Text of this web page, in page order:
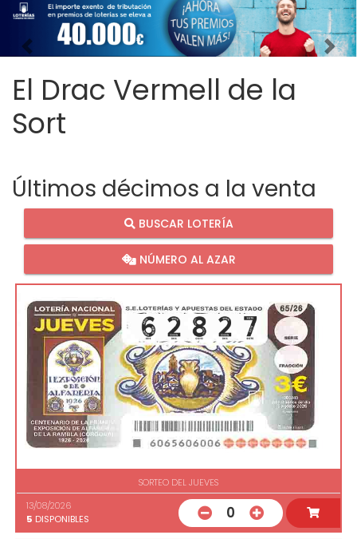
Imagen anterior
El Drac Vermell de la
Sort
Últimos décimos a la venta
BUSCAR LOTERÍA
NÚMERO AL AZAR
SORTEO DEL JUEVES
13/08/2026
5 DISPONIBLES 0